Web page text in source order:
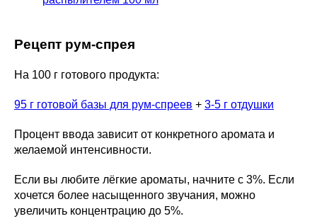
Рецепт рум-спрея
На 100 г готового продукта:
95 г готовой базы для рум-спреев + 3-5 г отдушки
Процент ввода зависит от конкретного аромата и
желаемой интенсивности.
Если вы любите лёгкие ароматы, начните с 3%. Если
хочется более насыщенного звучания, можно
увеличить концентрацию до 5%.